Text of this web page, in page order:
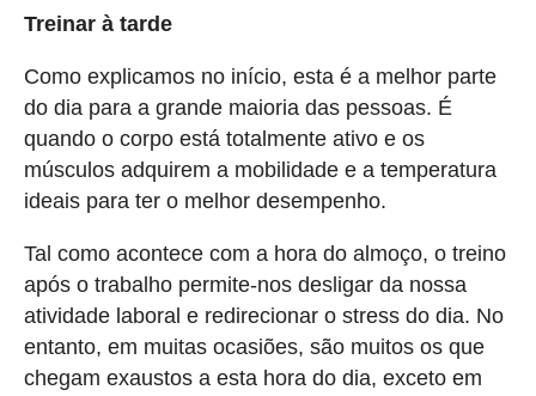
Treinar à tarde
Como explicamos no início, esta é a melhor parte
do dia para a grande maioria das pessoas. É
quando o corpo está totalmente ativo e os
músculos adquirem a mobilidade e a temperatura
ideais para ter o melhor desempenho.
Tal como acontece com a hora do almoço, o treino
após o trabalho permite-nos desligar da nossa
atividade laboral e redirecionar o stress do dia. No
entanto, em muitas ocasiões, são muitos os que
chegam exaustos a esta hora do dia, exceto em